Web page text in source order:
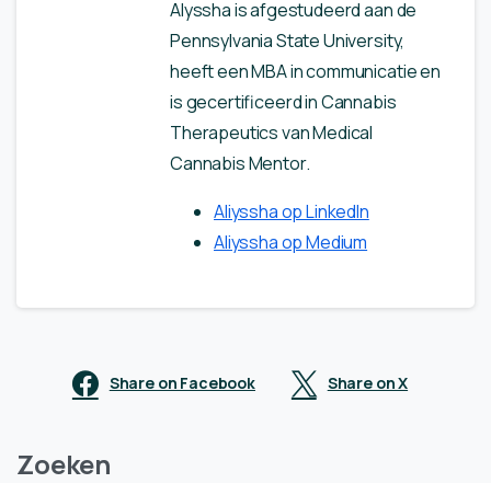
Alyssha is afgestudeerd aan de
Pennsylvania State University,
heeft een MBA in communicatie en
is gecertificeerd in Cannabis
Therapeutics van Medical
Cannabis Mentor.
Aliyssha op LinkedIn
Aliyssha op Medium
Share on Facebook Share on X
Zoeken